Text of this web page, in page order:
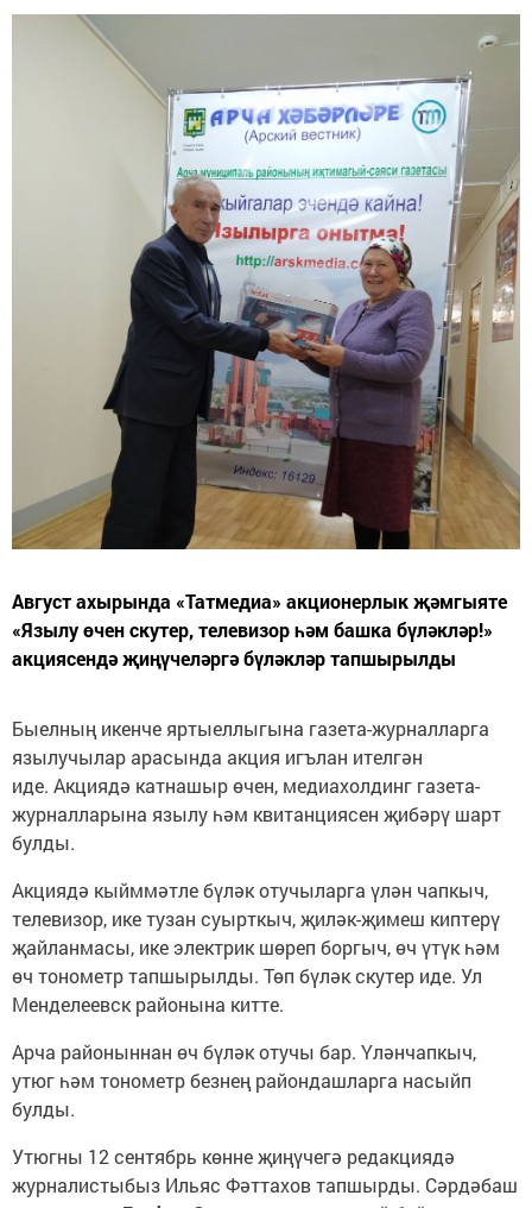
Август ахырында «Татмедиа» акционерлык җәмгыяте
«Язылу өчен скутер, телевизор һәм башка бүләкләр!»
акциясендә җиңүчеләргә бүләкләр тапшырылды
Быелның икенче яртыеллыгына газета-журналларга
язылучылар арасында акция игълан ителгән
иде. Акциядә катнашыр өчен, медиахолдинг газета-
журналларына язылу һәм квитанциясен җибәрү шарт
булды.
Акциядә кыйммәтле бүләк отучыларга үлән чапкыч,
телевизор, ике тузан суырткыч, җиләк-җимеш киптерү
җайланмасы, ике электрик шөреп боргыч, өч үтүк һәм
өч тонометр тапшырылды. Төп бүләк скутер иде. Ул
Менделеевск районына китте.
Арча районыннан өч бүләк отучы бар. Үләнчапкыч,
утюг һәм тонометр безнең райондашларга насыйп
булды.
Утюгны 12 сентябрь көнне җиңүчегә редакциядә
журналистыбыз Ильяс Фәттахов тапшырды. Сәрдәбаш